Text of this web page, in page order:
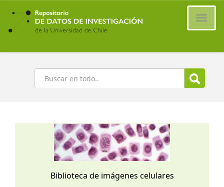
Ir
contenido
principal
Buscar
Biblioteca de imágenes celulares